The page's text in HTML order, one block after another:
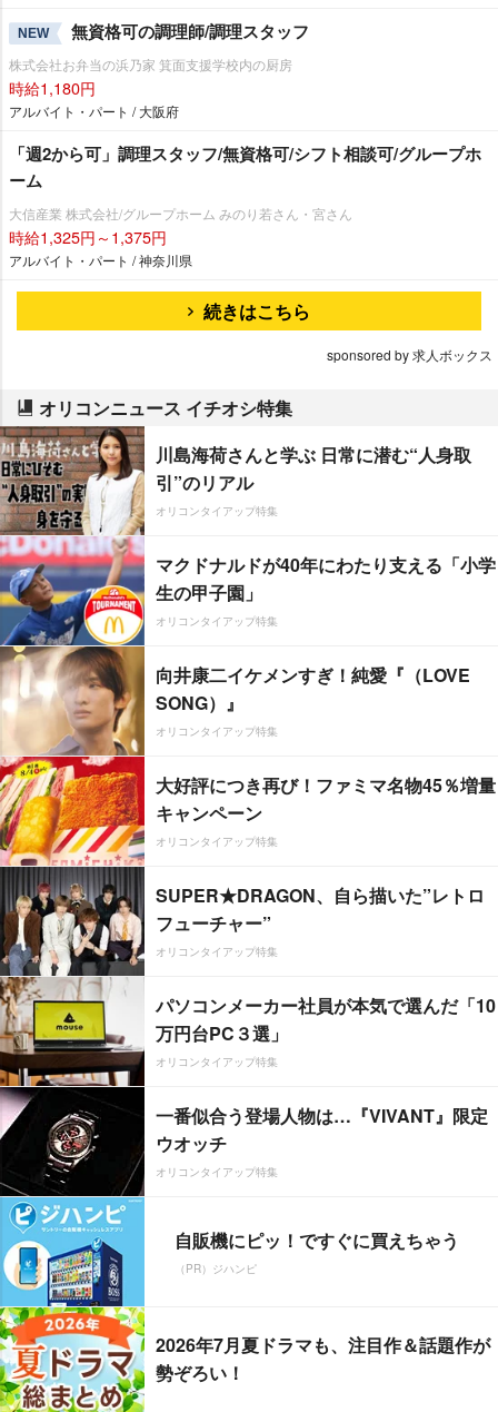
NEW 無資格可の調理師/調理スタッフ
株式会社お弁当の浜乃家 箕面支援学校内の厨房
時給1,180円
アルバイト・パート / 大阪府
「週2から可」調理スタッフ/無資格可/シフト相談可/グループホ
ーム
大信産業 株式会社/グループホーム みのり若さん・宮さん
時給1,325円～1,375円
アルバイト・パート / 神奈川県
続きはこちら
sponsored by 求人ボックス
オリコンニュース イチオシ特集
川島海荷さんと学ぶ 日常に潜む“人身取
引”のリアル
オリコンタイアップ特集
マクドナルドが40年にわたり支える「小学
生の甲子園」
オリコンタイアップ特集
向井康二イケメンすぎ！純愛『（LOVE
SONG）』
オリコンタイアップ特集
大好評につき再び！ファミマ名物45％増量
キャンペーン
オリコンタイアップ特集
SUPER★DRAGON、自ら描いた”レトロ
フューチャー”
オリコンタイアップ特集
パソコンメーカー社員が本気で選んだ「10
万円台PC３選」
オリコンタイアップ特集
一番似合う登場人物は…『VIVANT』限定
ウオッチ
オリコンタイアップ特集
自販機にピッ！ですぐに買えちゃう
（PR）ジハンピ
2026年7月夏ドラマも、注目作＆話題作が
勢ぞろい！